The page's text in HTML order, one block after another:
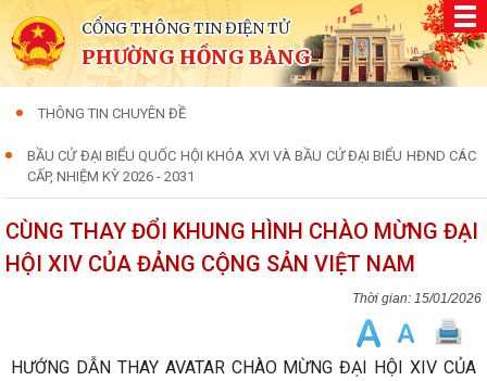
CỔNG THÔNG TIN ĐIỆN TỬ
PHƯỜNG HỒNG BÀNG
THÔNG TIN CHUYÊN ĐỀ
BẦU CỬ ĐẠI BIỂU QUỐC HỘI KHÓA XVI VÀ BẦU CỬ ĐẠI BIỂU HĐND CÁC
CẤP, NHIỆM KỲ 2026 - 2031
CÙNG THAY ĐỔI KHUNG HÌNH CHÀO MỪNG ĐẠI
HỘI XIV CỦA ĐẢNG CỘNG SẢN VIỆT NAM
15/01/2026
HƯỚNG DẪN THAY AVATAR CHÀO MỪNG ĐẠI HỘI XIV CỦA